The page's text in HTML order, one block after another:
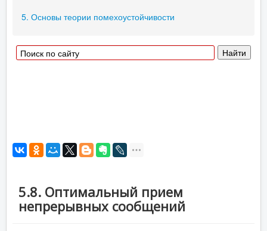
5. Основы теории помехоустойчивости
5.8. Оптимальный прием
непрерывных сообщений